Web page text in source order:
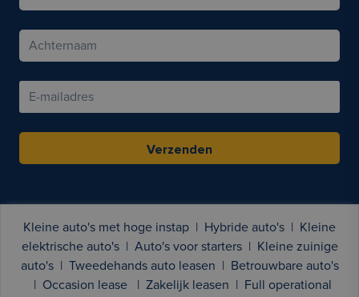
Verzenden
Kleine auto's met hoge instap Hybride auto's
Kleine
elektrische auto's
Auto's voor starters
Kleine zuinige
auto's
Tweedehands auto leasen
Betrouwbare auto's
Occasion lease Zakelijk leasen
Full operational